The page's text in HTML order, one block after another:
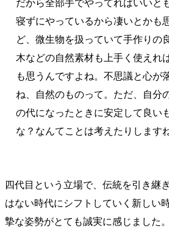
だから全部手でやってればいいと
寝ずにやっているから凄いとかも
ど、微生物を扱っていて手作りの
木などの自然素材も上手く使えれ
も思うんですよね。不思議と心が
ね、自然のものって。ただ、自分
の代になったときに安定して良い
な？なんてことは考えたりしますね
四代目という立場で、伝統を引き継
はない時代にシフトしていく新しい
摯な姿勢がとても誠実に感じました